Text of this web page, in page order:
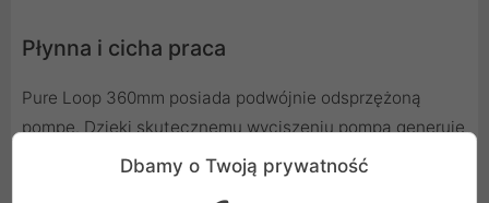
Płynna i cicha praca
Pure Loop 360mm posiada podwójnie odsprzężoną
pompę. Dzięki skutecznemu wyciszeniu pompa generuje
tylko minimalny hałas i wibracje. To klucz do
Dbamy o Twoją prywatność